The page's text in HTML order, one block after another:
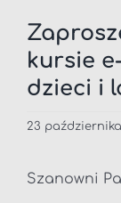
kursie
dzieci i
23
Szanowni